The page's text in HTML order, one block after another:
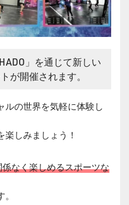
」を通じて新しい
が開催されます。
ルの世界を気軽に体験し
しみましょう！
なく楽しめるスポーツな